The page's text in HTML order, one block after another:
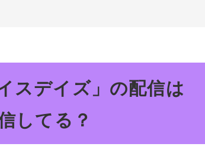
スデイズ」の配信は
してる？